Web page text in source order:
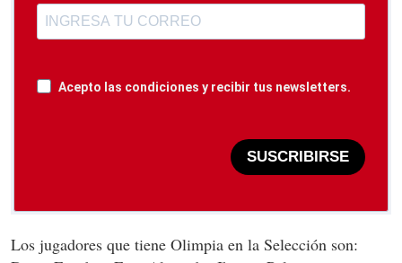
Acepto las condiciones y recibir tus newsletters.
SUSCRIBIRSE
Los jugadores que tiene Olimpia en la Selección son: